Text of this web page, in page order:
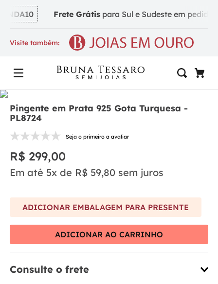
Frete Grátispara Sul e Sudeste em pedidos
Visite também:
Pingente em Prata 925 Gota Turquesa -
PL8724
Seja o primeiro a avaliar
R$ 299,00
Em até 5x de R$ 59,80 sem juros
ADICIONAR EMBALAGEM PARA PRESENTE
ADICIONAR AO CARRINHO
Consulte o frete